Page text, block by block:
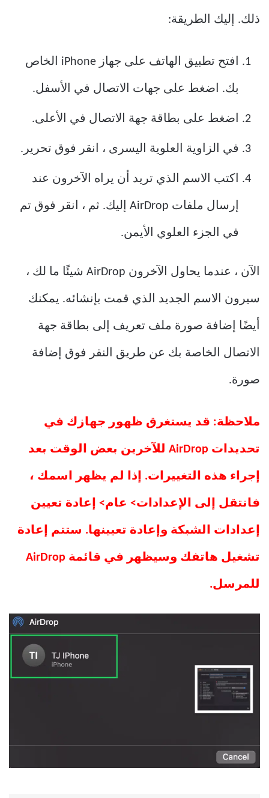
ذلك. إليك الطريقة:
افتح تطبيق الهاتف على جهاز iPhone الخاص
بك. اضغط على جهات الاتصال في الأسفل.
اضغط على بطاقة جهة الاتصال في الأعلى.
في الزاوية العلوية اليسرى ، انقر فوق تحرير.
اكتب الاسم الذي تريد أن يراه الآخرون عند
إرسال ملفات AirDrop إليك. ثم ، انقر فوق تم
في الجزء العلوي الأيمن.
الآن ، عندما يحاول الآخرون AirDrop شيئًا ما لك ،
سيرون الاسم الجديد الذي قمت بإنشائه. يمكنك
أيضًا إضافة صورة ملف تعريف إلى بطاقة جهة
الاتصال الخاصة بك عن طريق النقر فوق إضافة
صورة.
ملاحظة: قد يستغرق ظهور جهازك في
تحديدات AirDrop للآخرين بعض الوقت بعد
إجراء هذه التغييرات. إذا لم يظهر اسمك ،
فانتقل إلى الإعدادات> عام> إعادة تعيين
إعدادات الشبكة وإعادة تعيينها. ستتم إعادة
تشغيل هاتفك وسيظهر في قائمة AirDrop
للمرسل.